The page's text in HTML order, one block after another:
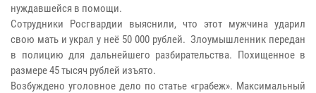
нуждавшейся в помощи.
Сотрудники Росгвардии выяснили, что этот мужчина ударил
свою мать и украл у неё 50 000 рублей. Злоумышленник передан
в полицию для дальнейшего разбирательства. Похищенное в
размере 45 тысяч рублей изъято.
Возбуждено уголовное дело по статье «грабеж». Максимальный